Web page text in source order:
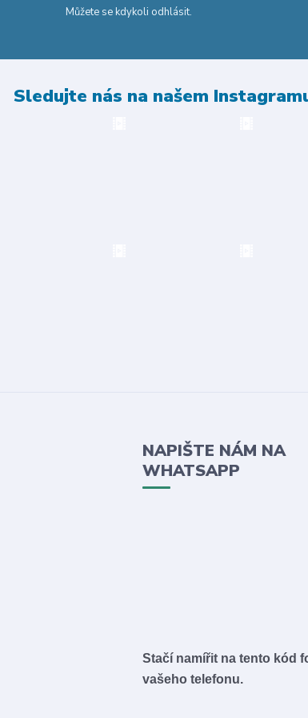
Můžete se kdykoli odhlásit.
Sledujte nás na našem
NAPIŠTE NÁM NA
WHATSAPP
Stačí namířit na tento kód
vašeho telefonu.